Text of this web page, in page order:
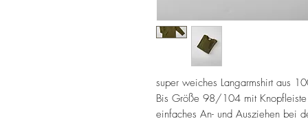
super weiches Langarmshirt aus
Bis Größe 98/104 mit Knopfleiste
einfaches An- und Ausziehen bei